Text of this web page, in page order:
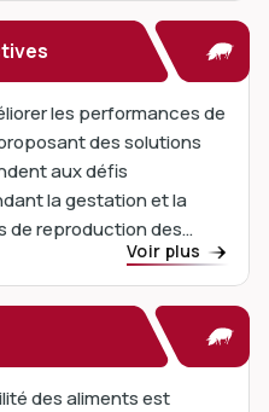
les performances de
des solutions
aux défis
la gestation et la
de reproduction des
Voir plus
des aliments est